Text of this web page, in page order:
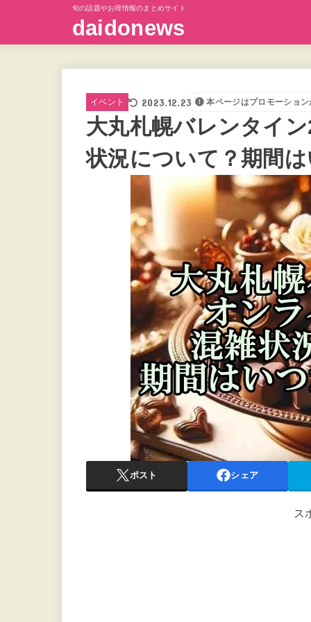
旬の話題やお得情報のまとめサイト
daidonews
イベント 2023.12.23 本ページはプロモーショ
大丸札幌バレンタイ
状況について？期間
ポスト シェア
ス